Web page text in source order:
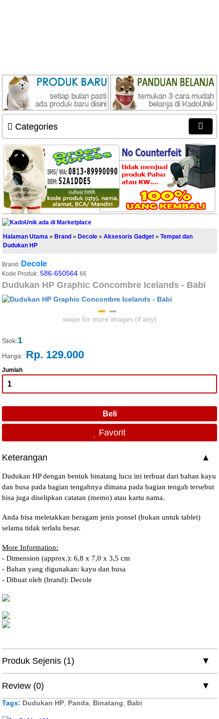
Categories
Halaman Utama » Brand » Decole »Aksesoris Gadget »Tempat dan
Dudukan HP
Brand: Decole
Kode Produk: 586-65056466
Dudukan HP Graphic Concombre Icelands - Babi
swipe for more images (if any)
Stok:1
Harga: Rp. 129.000
Jumlah
Favorit
Keterangan
Dudukan HP dengan bentuk binatang lucu ini terbuat dari bahan kayu
dan busa pada bagian tengahnya dimana pada bagian tengah tersebut
bisa juga diselipkan catatan (memo) atau kartu nama.
Anda bisa meletakkan beragam jenis ponsel (bukan untuk tablet)
selama tidak terlalu besar.
More Information:
- Dimension (approx.): 6,8 x 7,0 x 3,5 cm
- Bahan yang digunakan: kayu dan busa
- Dibuat oleh (brand): Decole
Produk Sejenis (1)
Review (0)
Tags: Dudukan HP Panda Binatang Babi